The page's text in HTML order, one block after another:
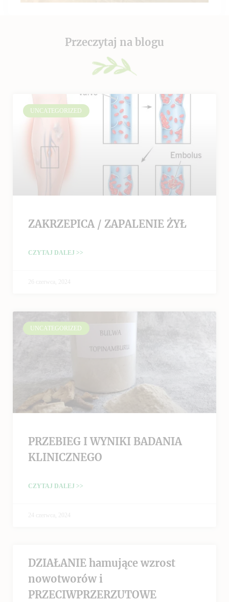
Przeczytaj na blogu
UNCATEGORIZED
ZAKRZEPICA / ZAPALENIE ŻYŁ
CZYTAJ DALEJ >>
26 czerwca, 2024
UNCATEGORIZED
PRZEBIEG I WYNIKI BADANIA
KLINICZNEGO
CZYTAJ DALEJ >>
24 czerwca, 2024
DZIAŁANIE hamujące wzrost
nowotworów i
PRZECIWPRZERZUTOWE